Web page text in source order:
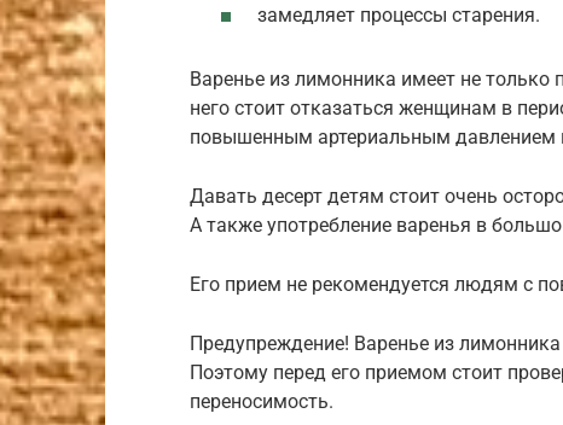
замедляет процессы старения.
Варенье из лимонника имеет не только
него стоит отказаться женщинам в
повышенным артериальным давлением
Давать десерт детям стоит очень
А также употребление варенья в
Его прием не рекомендуется людям с
Предупреждение! Варенье из
Поэтому перед его приемом стоит
переносимость.